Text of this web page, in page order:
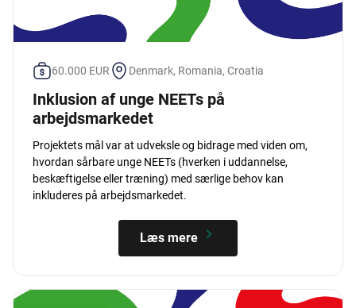
60.000 EUR Denmark, Romania, Croatia
Inklusion af unge NEETs på
arbejdsmarkedet
Projektets mål var at udveksle og bidrage med viden om,
hvordan sårbare unge NEETs (hverken i uddannelse,
beskæftigelse eller træning) med særlige behov kan
inkluderes på arbejdsmarkedet.
Læs mere